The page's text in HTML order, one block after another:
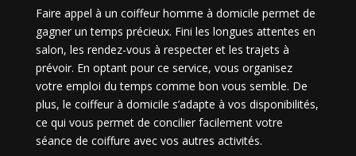
Faire appel à un coiffeur homme à domicile permet de
gagner un temps précieux. Fini les longues attentes en
salon, les rendez-vous à respecter et les trajets à
prévoir. En optant pour ce service, vous organisez
votre emploi du temps comme bon vous semble. De
plus, le coiffeur à domicile s’adapte à vos disponibilités,
ce qui vous permet de concilier facilement votre
séance de coiffure avec vos autres activités.